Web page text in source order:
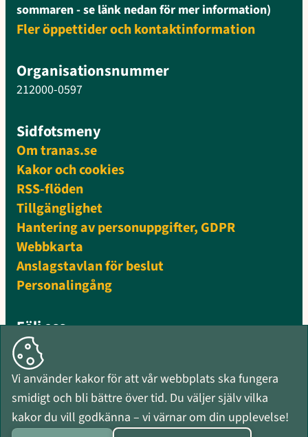
sommaren - se länk nedan för mer information)
Fler öppettider och kontaktinformation
Organisationsnummer
212000-0597
Sidfotsmeny
Om tranas.se
Kakor och cookies
RSS-flöden
Tillgänglighet
Hantering av personuppgifter, GDPR
Webbkarta
Anslagstavlan för beslut
Personalingång
Följ oss
Facebook
Instagram
Mynewsdesk
RSS-flöden
Vi använder kakor för att vår webbplats ska fungera
smidigt och bli bättre över tid. Du väljer själv vilka
kakor du vill godkänna – vi värnar om din upplevelse!